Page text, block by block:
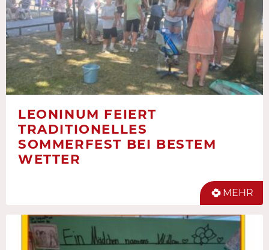
LEONINUM FEIERT
TRADITIONELLES
SOMMERFEST BEI BESTEM
WETTER
MEHR